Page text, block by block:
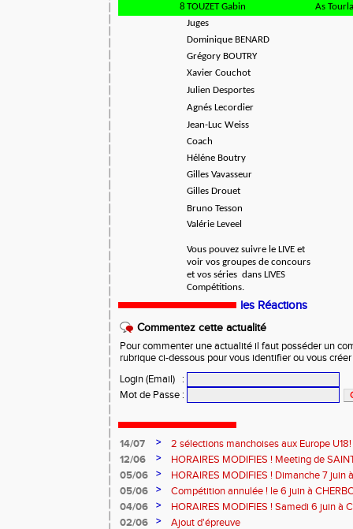
8 TOUZET Gabin
As
Juges
Dominique BENARD
Grégory BOUTRY
Xavier Couchot
Julien Desportes
Agnés Lecordier
Jean-Luc Weiss
Coach
Héléne Boutry
Gilles Vavasseur
Gilles Drouet
Bruno Tesson
Valérie Leveel
Vous pouvez suivre le LIVE et
voir vos groupes de concours
et vos séries dans LIVES
Compétitions.
les Réactions
Commentez cette actualité
Pour commenter une actualité il faut posséder un
rubrique ci-dessous pour vous identifier ou vous
Login (Email)
:
Mot de Passe :
14/07 >
2 sélections manchoises aux Europe U18!
12/06
>
HORAIRES MODIFIES ! Meeting de
05/06
>
HORAIRES MODIFIES ! Dimanche 7 juin
05/06
>
Compétition annulée ! le 6 juin à
04/06
>
HORAIRES MODIFIES ! Samedi 6 juin à
02/06
>
Ajout d'épreuve